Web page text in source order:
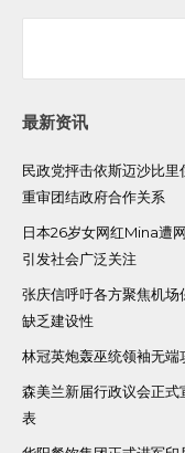
最新资讯
民政党抨击依斯迈沙比
重审团结政府合作关系
日本26岁女网红Mina遭
引发社会广泛关注
张庆信呼吁各方聚焦机
缺乏建设性
林冠英炮轰巫统领袖无
森美兰新届行政议会正
表